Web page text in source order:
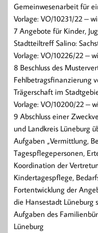
Gemeinwesenarbeit für
Vorlage: VO/10231/22 –
7 Angebote für Kinder,
Stadtteiltreff Salino:
Vorlage: VO/10226/22 –
8 Beschluss des
Fehlbetragsfinanzierung
Trägerschaft im
Vorlage: VO/10200/22 –
9 Abschluss einer
und Landkreis Lüneburg
Aufgaben „Vermittlung,
Tagespflegepersonen,
Koordination der
Kindertagespflege,
Fortentwicklung der
die Hansestadt Lüneburg
Aufgaben des
Lüneburg